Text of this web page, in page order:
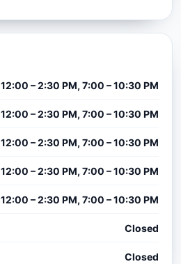
12:00 – 2:30 PM, 7:00 – 10:30 PM
12:00 – 2:30 PM, 7:00 – 10:30 PM
12:00 – 2:30 PM, 7:00 – 10:30 PM
12:00 – 2:30 PM, 7:00 – 10:30 PM
12:00 – 2:30 PM, 7:00 – 10:30 PM
Closed
Closed